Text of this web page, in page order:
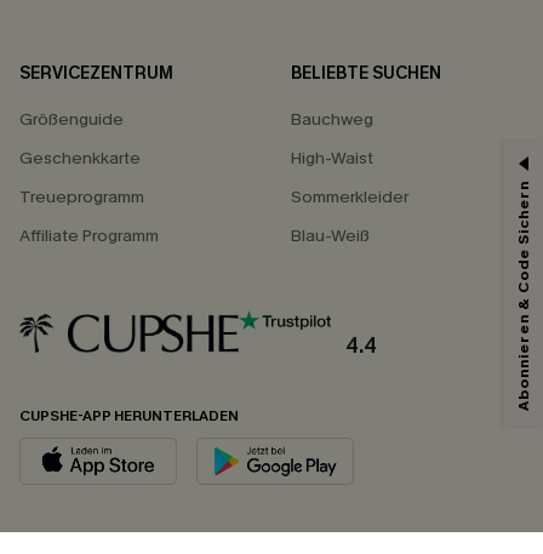
SERVICEZENTRUM
Größenguide
Geschenkkarte
Treueprogramm
Affiliate Programm
BELIEBTE SUCHEN
Bauchweg
High-Waist
Sommerkleider
Blau-Weiß
4.4
CUPSHE-APP HERUNTERLADEN
Abonnieren & Code Sichern